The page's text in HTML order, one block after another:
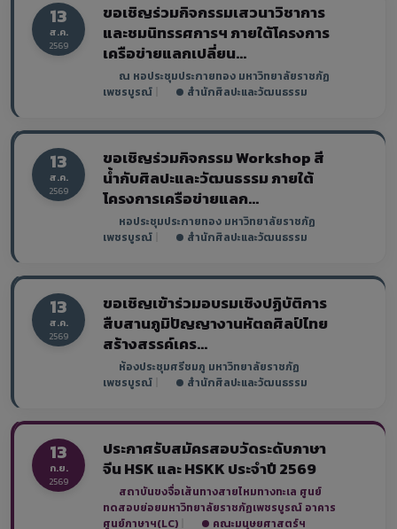
13
ส.ค.
2569
ขอเชิญร่วมกิจกรรมเสวนาวิชาการ
และชมนิทรรศการฯ ภายใต้โครงการ
เครือข่ายแลกเปลี่ยน...
ณ หอประชุมประกายทอง มหาวิทยาลัยราชภัฏ
เพชรบูรณ์
สำนักศิลปะและวัฒนธรรม
13
ส.ค.
2569
ขอเชิญร่วมกิจกรรม Workshop สี
น้ำกับศิลปะและวัฒนธรรม ภายใต้
โครงการเครือข่ายแลก...
หอประชุมประกายทอง มหาวิทยาลัยราชภัฏ
เพชรบูรณ์
สำนักศิลปะและวัฒนธรรม
13
ส.ค.
2569
ขอเชิญเข้าร่วมอบรมเชิงปฏิบัติการ
สืบสานภูมิปัญญางานหัตถศิลป์ไทย
สร้างสรรค์เคร...
ห้องประชุมศรีชมภู มหาวิทยาลัยราชภัฏ
เพชรบูรณ์
สำนักศิลปะและวัฒนธรรม
13
ก.ย.
2569
ประกาศรับสมัครสอบวัดระดับภาษา
จีน HSK และ HSKK ประจำปี 2569
สถาบันขงจื่อเส้นทางสายไหมทางทะเล ศูนย์
ทดสอบย่อยมหาวิทยาลัยราชภัฏเพชรบูรณ์ อาคาร
ศูนย์ภาษาฯ(LC)
คณะมนุษยศาสตร์ฯ